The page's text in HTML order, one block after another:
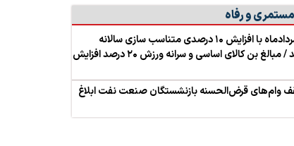
و رفاه
مستمری مردادماه با افزایش ۱۰ درصدی متناسب سازی سالانه
پرداخت شد / مبالغ بن کالای اساسی و سرانه ورزش ۲۰ درصد افزایش
وام‌های قرض‌الحسنه بازنشستگان صنعت نفت ابلاغ